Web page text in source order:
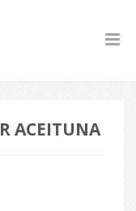
ACEITUNA